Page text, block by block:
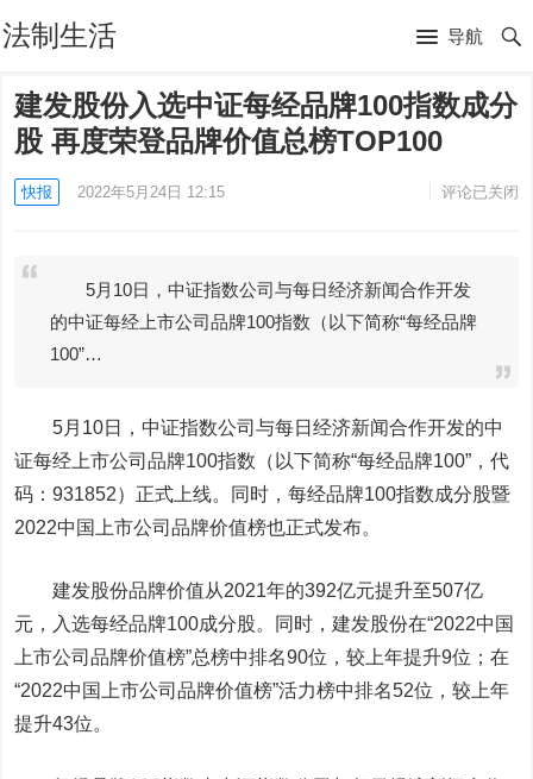
法制生活 导航
建发股份入选中证每经品牌100指数成分
股 再度荣登品牌价值总榜TOP100
快报 2022年5月24日 12:15 评论已关闭
5月10日，中证指数公司与每日经济新闻合作开发
的中证每经上市公司品牌100指数（以下简称“每经品牌
100”…
5月10日，中证指数公司与每日经济新闻合作开发的中
证每经上市公司品牌100指数（以下简称“每经品牌100”，代
码：931852）正式上线。同时，每经品牌100指数成分股暨
2022中国上市公司品牌价值榜也正式发布。
建发股份品牌价值从2021年的392亿元提升至507亿
元，入选每经品牌100成分股。同时，建发股份在“2022中国
上市公司品牌价值榜”总榜中排名90位，较上年提升9位；在
“2022中国上市公司品牌价值榜”活力榜中排名52位，较上年
提升43位。